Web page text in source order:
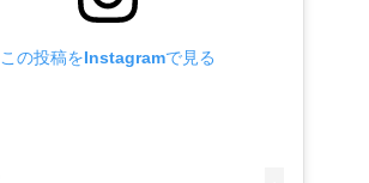
この投稿をInstagramで見る